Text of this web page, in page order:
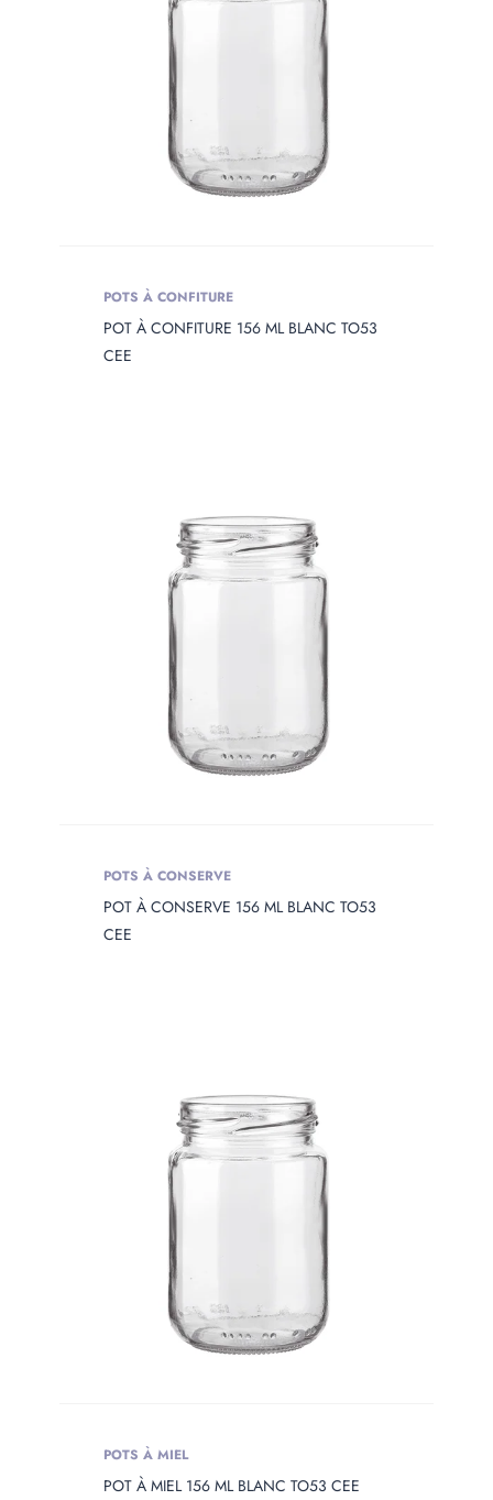
POTS À CONFITURE
POT À CONFITURE 156 ML BLANC TO53
CEE
POTS À CONSERVE
POT À CONSERVE 156 ML BLANC TO53
CEE
POTS À MIEL
POT À MIEL 156 ML BLANC TO53 CEE